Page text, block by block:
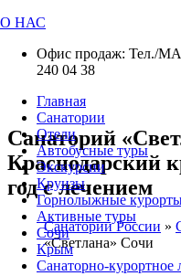
О НАС
Офис продаж: Тел./
240 04 38
Главная
Санатории
Отели
Автобусные туры
Экскурсии
Круизы
Горнолыжные
Активные туры
Сочи
Крым
Санаторно-курортное
Санаторий
Краснодарский
год с лечением
Санатории России »
«Светлана» Сочи